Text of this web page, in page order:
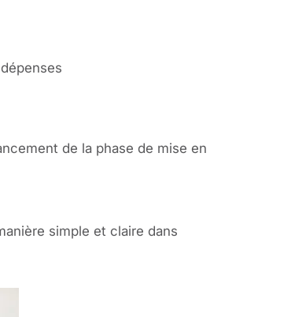
de la phase de mise en
simple et claire dans